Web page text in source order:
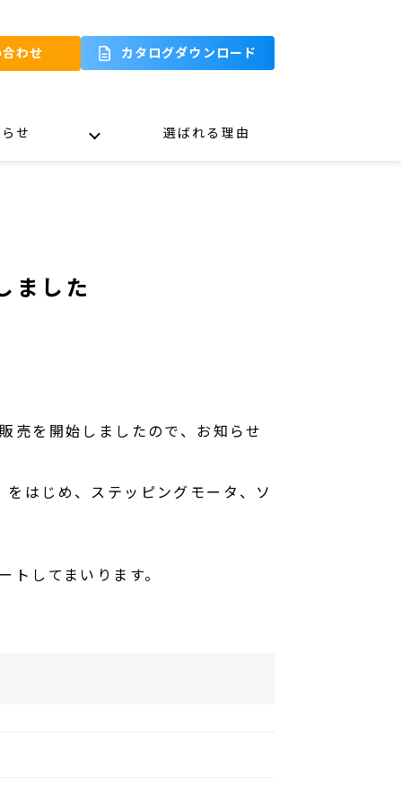
わせ カタログダウンロード
せ 選ばれる理由
ました
売を開始しましたので、お知らせ
はじめ、ステッピングモータ、ソ
してまいります。